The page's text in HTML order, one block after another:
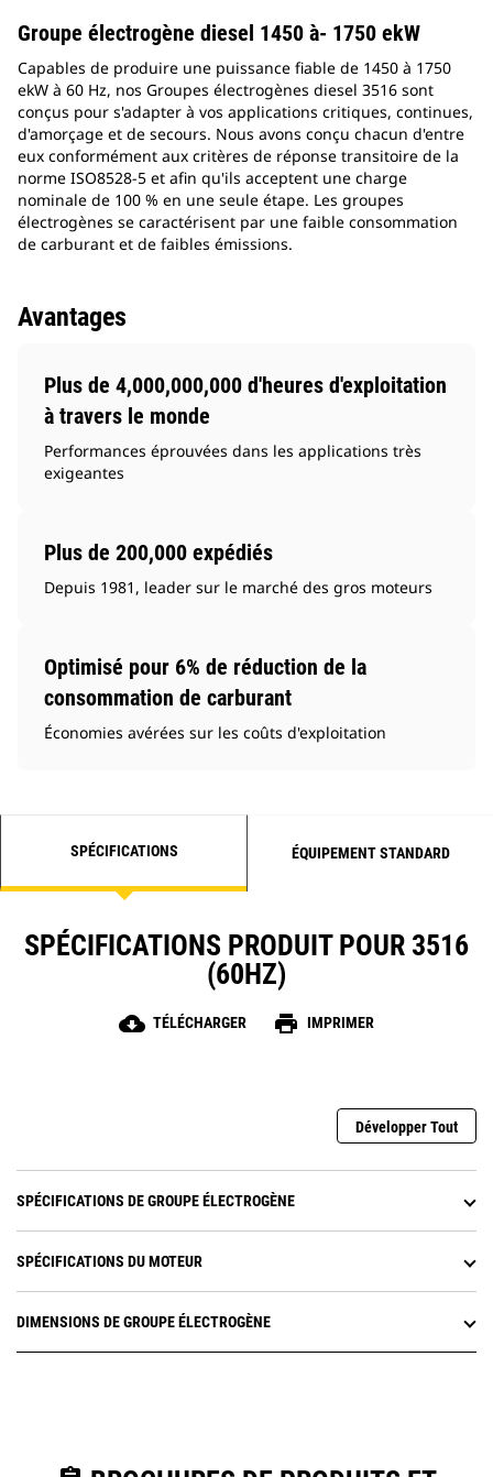
Groupe électrogène diesel 1450 à- 1750 ekW
Capables de produire une puissance fiable de 1450 à 1750
ekW à 60 Hz, nos Groupes électrogènes diesel 3516 sont
conçus pour s'adapter à vos applications critiques, continues,
d'amorçage et de secours. Nous avons conçu chacun d'entre
eux conformément aux critères de réponse transitoire de la
norme ISO8528-5 et afin qu'ils acceptent une charge
nominale de 100 % en une seule étape. Les groupes
électrogènes se caractérisent par une faible consommation
de carburant et de faibles émissions.
Avantages
Plus de 4,000,000,000 d'heures d'exploitation
à travers le monde
Performances éprouvées dans les applications très
exigeantes
Plus de 200,000 expédiés
Depuis 1981, leader sur le marché des gros moteurs
Optimisé pour 6% de réduction de la
consommation de carburant
Économies avérées sur les coûts d'exploitation
SPÉCIFICATIONS ÉQUIPEMENT STANDARD
SPÉCIFICATIONS PRODUIT POUR 3516
(60HZ)
cloud_download TÉLÉCHARGER print IMPRIMER
Développer Tout
SPÉCIFICATIONS DE GROUPE ÉLECTROGÈNE
SPÉCIFICATIONS DU MOTEUR
DIMENSIONS DE GROUPE ÉLECTROGÈNE